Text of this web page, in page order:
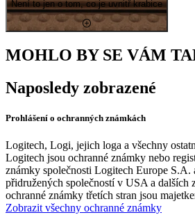
Není to jen o tom, co je uvnitř krabice
MOHLO BY SE VÁM
Naposledy zobrazené
Prohlášení o ochranných známkách
Logitech, Logi, jejich loga a všechny
Logitech jsou ochranné známky nebo
známky společnosti Logitech Europe S.A.
přidružených společností v USA a dalších
ochranné známky třetích stran jsou
Zobrazit všechny ochranné známky